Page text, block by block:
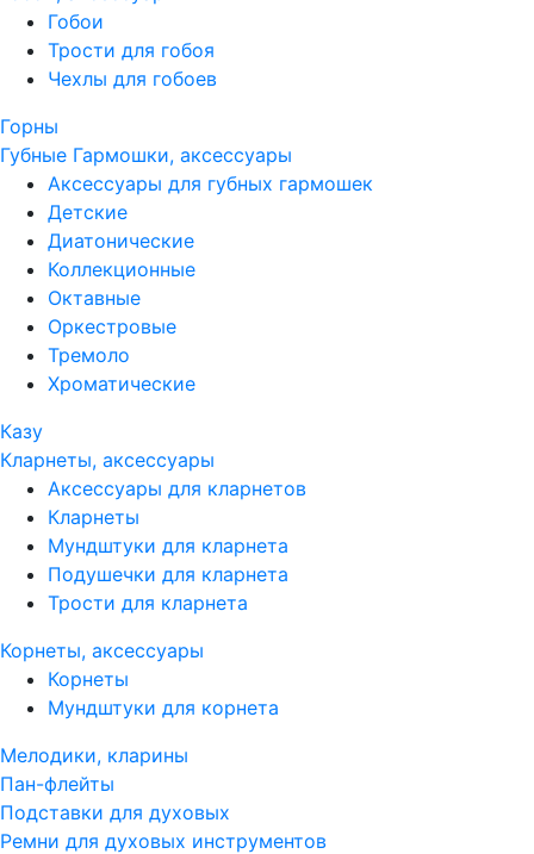
Гобои
Трости для гобоя
Чехлы для гобоев
Горны
Губные Гармошки, аксессуары
Аксессуары для губных гармошек
Детские
Диатонические
Коллекционные
Октавные
Оркестровые
Тремоло
Хроматические
Казу
Кларнеты, аксессуары
Аксессуары для кларнетов
Кларнеты
Мундштуки для кларнета
Подушечки для кларнета
Трости для кларнета
Корнеты, аксессуары
Корнеты
Мундштуки для корнета
Мелодики, кларины
Пан-флейты
Подставки для духовых
Ремни для духовых инструментов